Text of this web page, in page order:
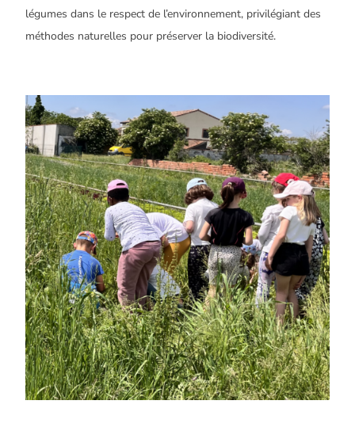
légumes dans le respect de l’environnement, privilégiant des
méthodes naturelles pour préserver la biodiversité.